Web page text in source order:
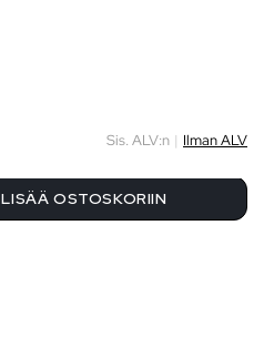
Sis. ALV:n | Ilman ALV
LISÄÄ OSTOSKORIIN